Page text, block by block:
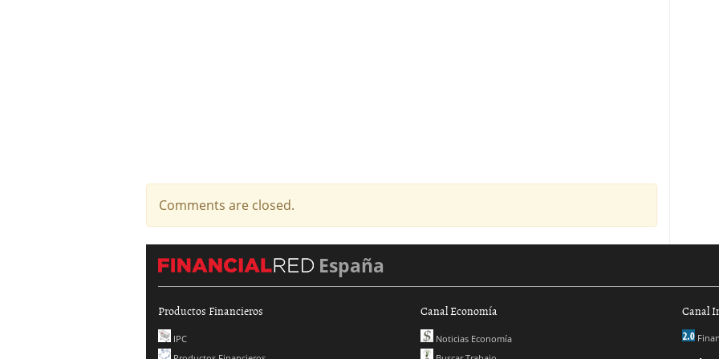
Comments are closed.
España
Productos Financieros
IPC
Canal Economía
Noticias Economía
Canal